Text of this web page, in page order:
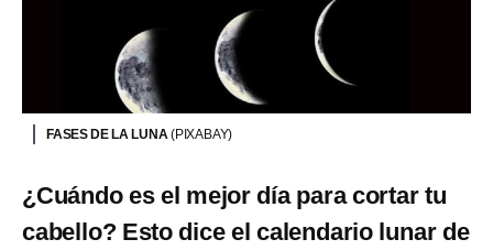
FASES DE LA LUNA(PIXABAY)
¿Cuándo es el mejor día para cortar tu
cabello? Esto dice el calendario lunar de